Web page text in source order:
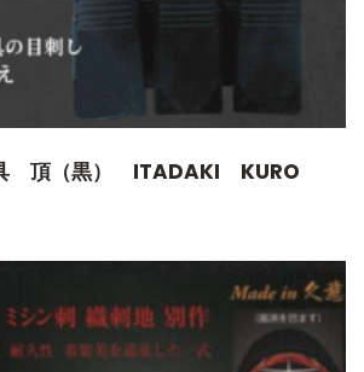
頂（黒） ITADAKI KURO